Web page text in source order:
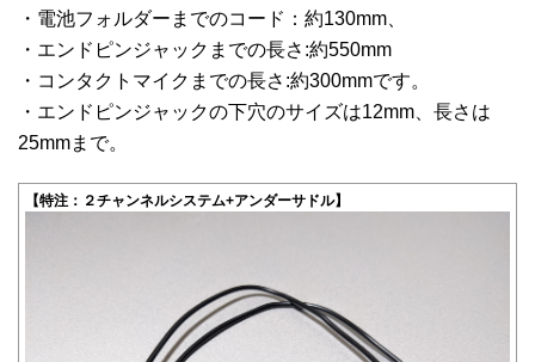
・電池フォルダーまでのコード：約130mm、
・エンドピンジャックまでの長さ:約550mm
・コンタクトマイクまでの長さ:約300mmです。
・エンドピンジャックの下穴のサイズは12mm、長さは
25mmまで。
【特注：２チャンネルシステム+アンダーサドル】